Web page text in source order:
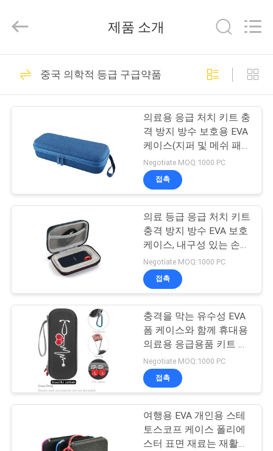
제
리
여
여
에바 하드케이스
69
에바 저장 케이스
49
운반하는 에바 건
33
제품 소개
중국 의학적 등급 구급약품
의료용 응급 처치 키트 충
격 방지 방수 보호용 EVA
케이스(지퍼 및 메쉬 패
딩 처리된 청진기용 내부
포함)
Negotiate MOQ:1000 PC
접촉
의료 등급 응급 처치 키트
충격 방지 방수 EVA 보호
케이스, 내구성 있는 손잡
이 및 의료 장비용 지퍼
포함
Negotiate MOQ:1000 PC
접촉
충격을 막는 유수성 EVA
폼 케이스와 함께 휴대용
의료용 응급용품 키트 스
테토스코프 보호 및 휴대
용도로 설계되었습니다.
Negotiate MOQ:1000 PC
접촉
여행용 EVA 개인용 스테
토스코프 케이스 폴리에
스터 표면 재료는 재활용